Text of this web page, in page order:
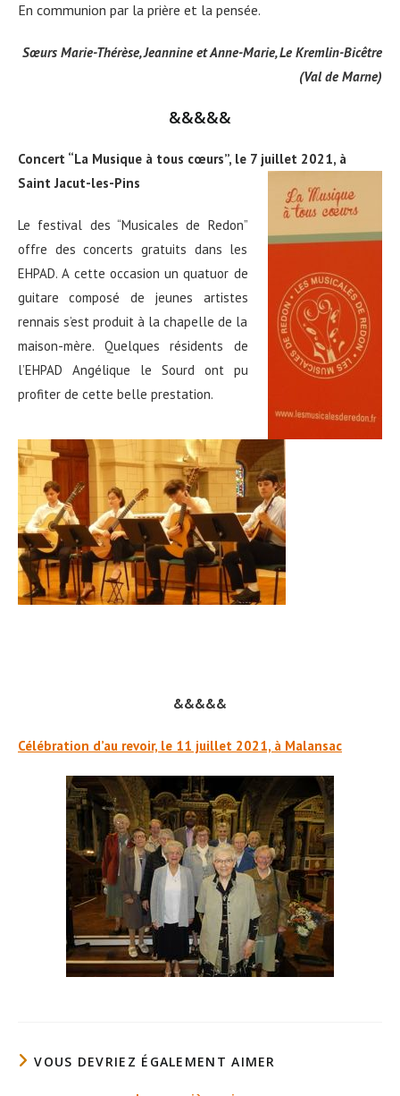
En communion par la prière et la pensée.
Sœurs Marie-Thérèse, Jeannine et Anne-Marie, Le Kremlin-Bicêtre
(Val de Marne)
&&&&&
Concert “La Musique à tous cœurs”, le 7 juillet 2021, à
Saint Jacut-les-Pins
Le festival des “Musicales de Redon”
offre des concerts gratuits dans les
EHPAD. A cette occasion un quatuor de
guitare composé de jeunes artistes
rennais s’est produit à la chapelle de la
maison-mère. Quelques résidents de
l’EHPAD Angélique le Sourd ont pu
profiter de cette belle prestation.
&&&&&
Célébration d’au revoir, le 11 juillet 2021, à Malansac
VOUS DEVRIEZ ÉGALEMENT AIMER